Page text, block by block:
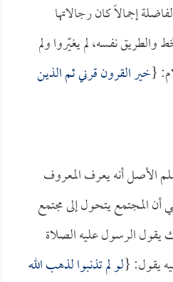
إجمالاً كان رجالاتها
والطريق نفسه، لم يغيّروا ولم
{خير القرون قرني ثم الذين
الأصل أنه يعرف المعروف
أن المجتمع يتحول إلى مجتمع
يقول الرسول عليه الصلاة
يقول: {لو لم تذنبوا لذهب الله